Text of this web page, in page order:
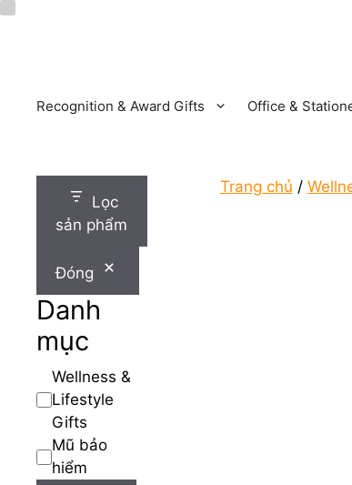
Chuyển
Recognition & Award Gifts Office &
Trang chủ /
Lọc
sản phẩm
Đóng
Danh
mục
Danh
mục
Wellness &
Lifestyle
Gifts
Mũ bảo
hiểm